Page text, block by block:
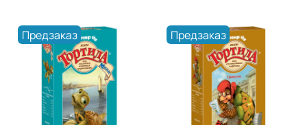
Предзаказ Предзаказ